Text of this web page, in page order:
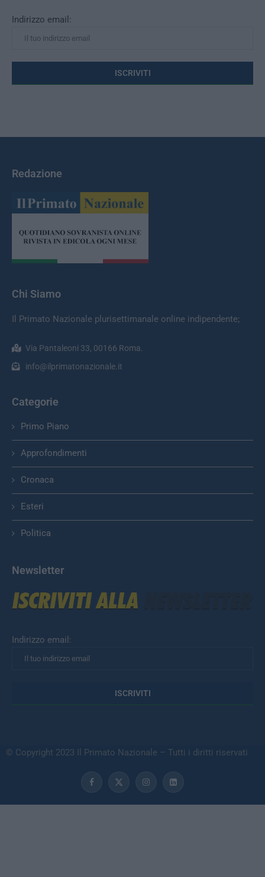
Indirizzo email:
Redazione
Chi Siamo
Il Primato Nazionale plurisettimanale online indipendente;
Via Pantaleoni 33, 00166 Roma.
info@ilprimatonazionale.it
Categorie
Primo Piano
Approfondimenti
Cronaca
Esteri
Politica
Newsletter
Indirizzo email:
© Copyright 2023 Il Primato Nazionale – Tutti i diritti riservati